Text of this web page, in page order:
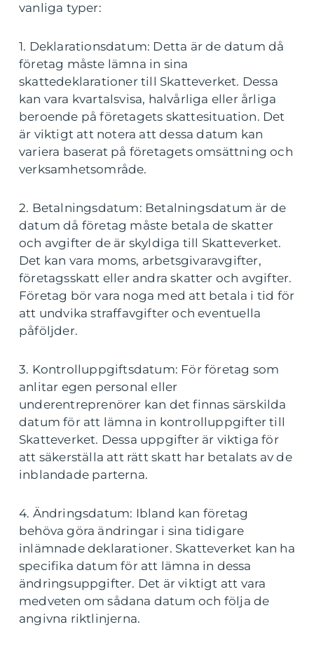
vanliga typer:
1. Deklarationsdatum: Detta är de datum då
företag måste lämna in sina
skattedeklarationer till Skatteverket. Dessa
kan vara kvartalsvisa, halvårliga eller årliga
beroende på företagets skattesituation. Det
är viktigt att notera att dessa datum kan
variera baserat på företagets omsättning och
verksamhetsområde.
2. Betalningsdatum: Betalningsdatum är de
datum då företag måste betala de skatter
och avgifter de är skyldiga till Skatteverket.
Det kan vara moms, arbetsgivaravgifter,
företagsskatt eller andra skatter och avgifter.
Företag bör vara noga med att betala i tid för
att undvika straffavgifter och eventuella
påföljder.
3. Kontrolluppgiftsdatum: För företag som
anlitar egen personal eller
underentreprenörer kan det finnas särskilda
datum för att lämna in kontrolluppgifter till
Skatteverket. Dessa uppgifter är viktiga för
att säkerställa att rätt skatt har betalats av de
inblandade parterna.
4. Ändringsdatum: Ibland kan företag
behöva göra ändringar i sina tidigare
inlämnade deklarationer. Skatteverket kan ha
specifika datum för att lämna in dessa
ändringsuppgifter. Det är viktigt att vara
medveten om sådana datum och följa de
angivna riktlinjerna.